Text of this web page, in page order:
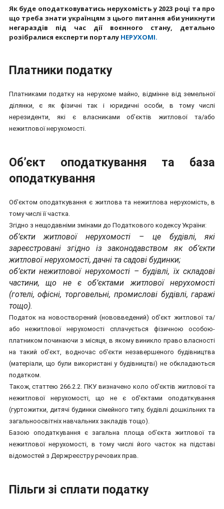
Як буде оподатковуватись нерухомість у 2023 році та про
що треба знати українцям з цього питання аби уникнути
негараздів під час дії воєнного стану, детально
розібралися експерти порталу НЕРУХОМІ.
Платники податку
Платниками податку на нерухоме майно, відмінне від земельної
ділянки, є як фізичні так і юридичні особи, в тому числі
нерезиденти, які є власниками об’єктів житлової та/або
нежитлової нерухомості.
Об’єкт оподаткування та база
оподаткування
Об’єктом оподаткування є житлова та нежитлова нерухомість, в
тому числі її частка.
Згідно з нещодавніми змінами до Податкового кодексу України:
об’єкти житлової нерухомості – це будівлі, які
зареєстровані згідно із законодавством як об’єкти
житлової нерухомості, дачні та садові будинки;
об’єкти нежитлової нерухомості – будівлі, їх складові
частини, що не є об’єктами житлової нерухомості
(готелі, офісні, торговельні, промислові будівлі, гаражі
тощо).
Податок на новостворений (нововведений) об’єкт житлової та/
або нежитлової нерухомості сплачується фізичною особою-
платником починаючи з місяця, в якому виникло право власності
на такий об’єкт, водночас об'єкти незавершеного будівництва
(матеріали, що були використані у будівництві) не обкладаються
податком.
Також, статтею 266.2.2. ПКУ визначено коло об'єктів житлової та
нежитлової нерухомості, що не є об'єктами оподаткування
(гуртожитки, дитячі будинки сімейного типу, будівлі дошкільних та
загальноосвітніх навчальних закладів тощо).
Базою оподаткування є загальна площа об’єкта житлової та
нежитлової нерухомості, в тому числі його часток на підставі
відомостей з Держреєстру речових прав.
Пільги зі сплати податку